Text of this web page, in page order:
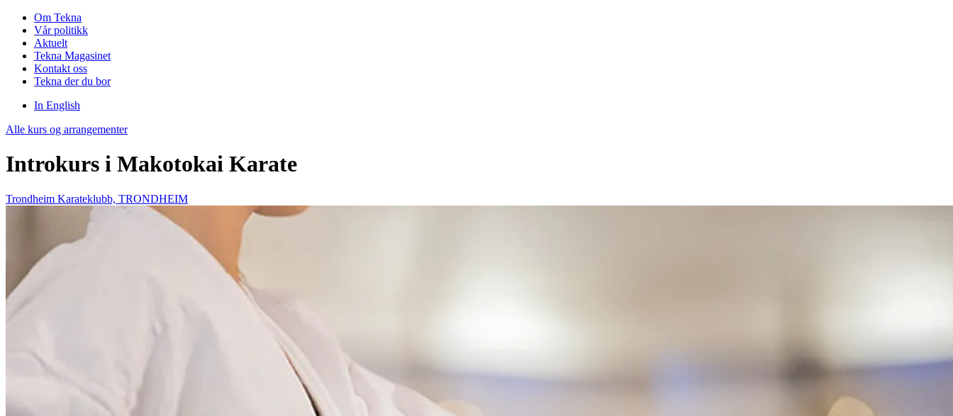
Om Tekna
Vår politikk
Aktuelt
Tekna Magasinet
Kontakt oss
Tekna der du bor
In English
Alle kurs og arrangementer
Introkurs i Makotokai Karate
Trondheim Karateklubb, TRONDHEIM